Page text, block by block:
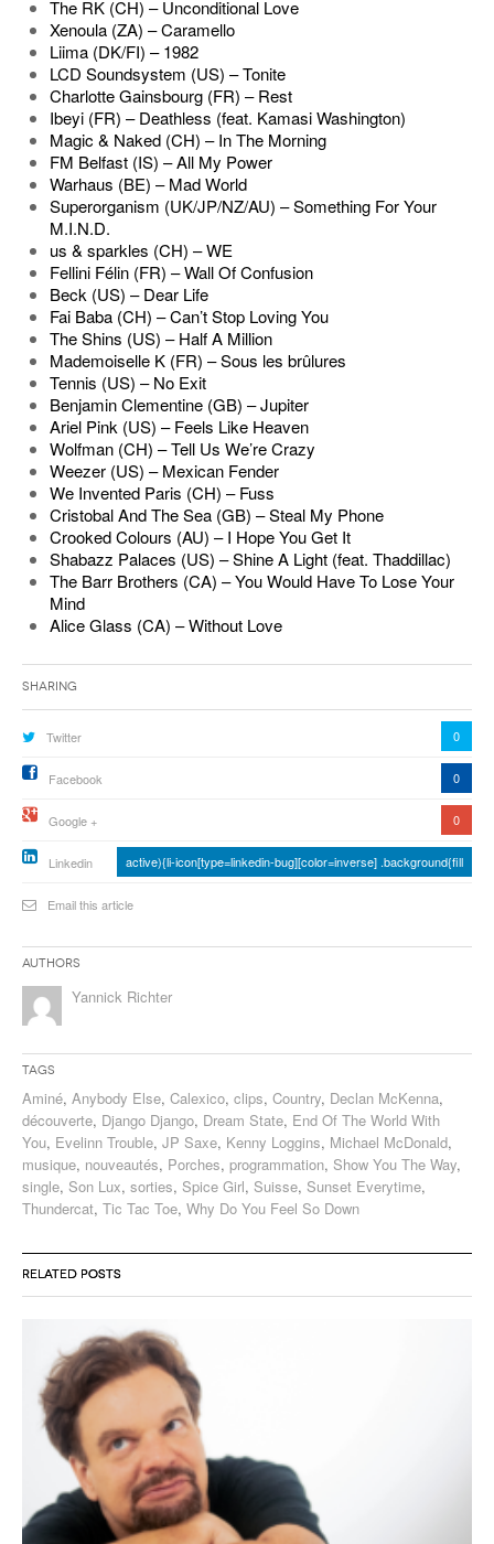
The RK (CH) – Unconditional Love
Xenoula (ZA) – Caramello
Liima (DK/FI) – 1982
LCD Soundsystem (US) – Tonite
Charlotte Gainsbourg (FR) – Rest
Ibeyi (FR) – Deathless (feat. Kamasi Washington)
Magic & Naked (CH) – In The Morning
FM Belfast (IS) – All My Power
Warhaus (BE) – Mad World
Superorganism (UK/JP/NZ/AU) – Something For Your
M.I.N.D.
us & sparkles (CH) – WE
Fellini Félin (FR) – Wall Of Confusion
Beck (US) – Dear Life
Fai Baba (CH) – Can’t Stop Loving You
The Shins (US) – Half A Million
Mademoiselle K (FR) – Sous les brûlures
Tennis (US) – No Exit
Benjamin Clementine (GB) – Jupiter
Ariel Pink (US) – Feels Like Heaven
Wolfman (CH) – Tell Us We’re Crazy
Weezer (US) – Mexican Fender
We Invented Paris (CH) – Fuss
Cristobal And The Sea (GB) – Steal My Phone
Crooked Colours (AU) – I Hope You Get It
Shabazz Palaces (US) – Shine A Light (feat. Thaddillac)
The Barr Brothers (CA) – You Would Have To Lose Your
Mind
Alice Glass (CA) – Without Love
Sharing
Twitter 0
Facebook 0
Google + 0
Linkedin active){li-icon[type=linkedin-bug][color=inverse] .background{fill
Email this article
Authors
Yannick Richter
Tags
Aminé, Anybody Else, Calexico, clips, Country, Declan McKenna,
découverte, Django Django, Dream State, End Of The World With
You, Evelinn Trouble, JP Saxe, Kenny Loggins, Michael McDonald,
musique, nouveautés, Porches, programmation, Show You The Way,
single, Son Lux, sorties, Spice Girl, Suisse, Sunset Everytime,
Thundercat, Tic Tac Toe, Why Do You Feel So Down
RELATED POSTS